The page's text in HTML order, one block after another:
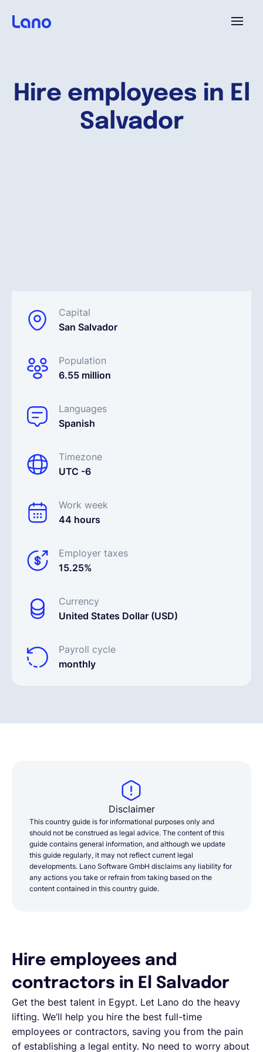
Hire employees in El
Salvador
Capital
San Salvador
Population
6.55 million
Languages
Spanish
Timezone
UTC -6
Work week
44 hours
Employer taxes
15.25%
Currency
United States Dollar (USD)
Payroll cycle
monthly
Pourquoi Lano?
Demander une démo
EOR & Payroll
Contractor Management
Disclaimer
This country guide is for informational purposes only and
should not be construed as legal advice. The content of this
guide contains general information, and although we update
this guide regularly, it may not reflect current legal
developments. Lano Software GmbH disclaims any liability for
any actions you take or refrain from taking based on the
content contained in this country guide.
Hire employees and
contractors in El Salvador
Get the best talent in Egypt. Let Lano do the heavy
lifting. We’ll help you hire the best full-time
employees or contractors, saving you from the pain
of establishing a legal entity. No need to worry about